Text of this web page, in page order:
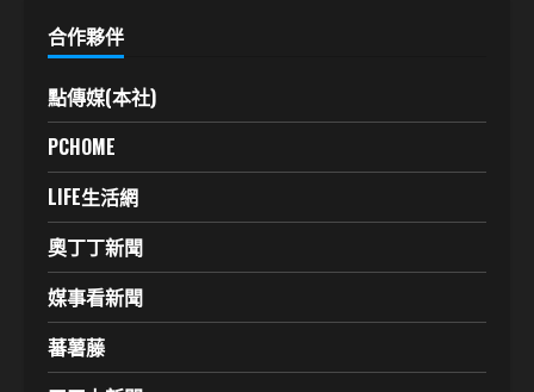
合作夥伴
點傳媒(本社)
PCHOME
LIFE生活網
奧丁丁新聞
媒事看新聞
蕃薯藤